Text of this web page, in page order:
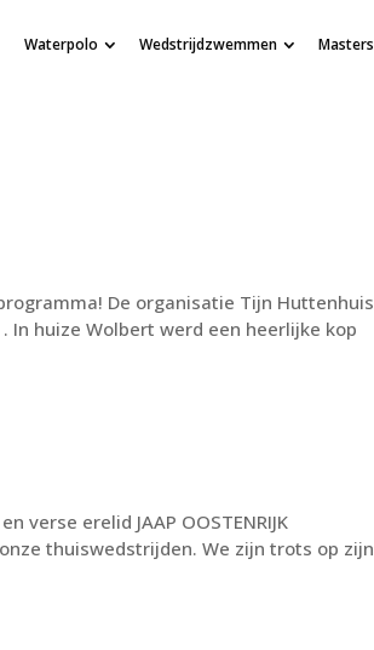
Waterpolo Wedstrijdzwemmen Masters
De organisatie Tijn Huttenhuis
In huize Wolbert werd een heerlijke kop
erelid JAAP OOSTENRIJK
thuiswedstrijden. We zijn trots op zijn